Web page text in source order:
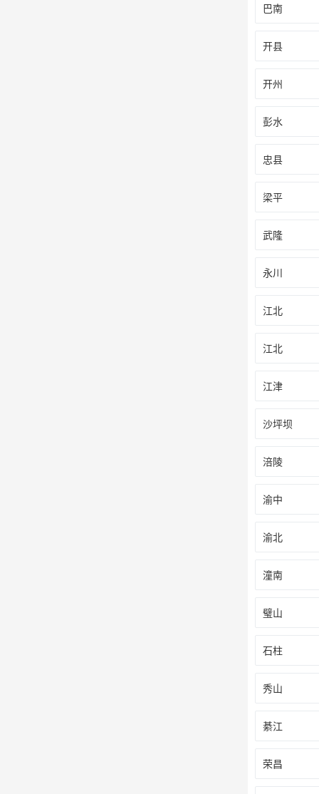
巴南
开县
开州
彭水
忠县
梁平
武隆
永川
江北
江北
江津
沙坪坝
涪陵
渝中
渝北
潼南
璧山
石柱
秀山
綦江
荣昌